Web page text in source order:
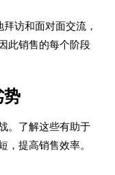
拜访和面对面交流，
此销售的每个阶段
势
。了解这些有助于
，提高销售效率。